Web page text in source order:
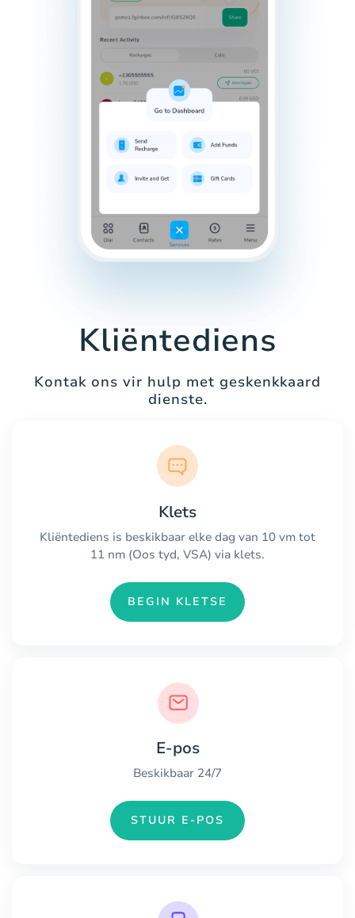
Kliëntediens
Kontak ons vir hulp met geskenkkaard
dienste.
Klets
Kliëntediens is beskikbaar elke dag van 10 vm tot
11 nm (Oos tyd, VSA) via klets.
BEGIN KLETSE
E-pos
Beskikbaar 24/7
STUUR E-POS